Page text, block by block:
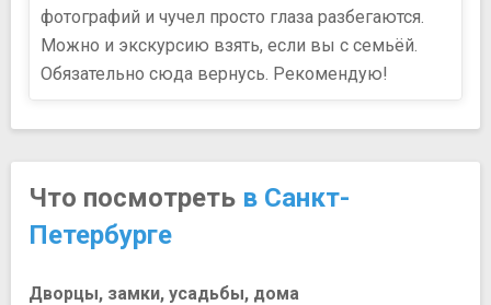
фотографий и чучел просто глаза разбегаются.
Можно и экскурсию взять, если вы с семьёй.
Обязательно сюда вернусь. Рекомендую!
Что посмотреть в Санкт-
Петербурге
Дворцы, замки, усадьбы, дома